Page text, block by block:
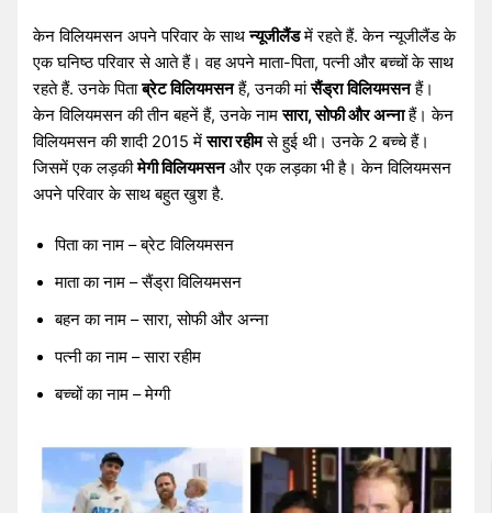
केन विलियमसन अपने परिवार के साथन्यूजीलैंडमें रहते हैं. केन न्यूजीलैंड के
एक घनिष्ठ परिवार से आते हैं। वह अपने माता-पिता, पत्नी और बच्चों के साथ
रहते हैं. उनके पिताब्रेट विलियमसनहैं, उनकी मांसैंड्रा विलियमसनहैं।
केन विलियमसन की तीन बहनें हैं, उनके नामसारा, सोफी और अन्नाहैं। केन
विलियमसन की शादी 2015 मेंसारा रहीमसे हुई थी। उनके 2 बच्चे हैं।
जिसमें एक लड़कीमेगी विलियमसनऔर एक लड़का भी है। केन विलियमसन
अपने परिवार के साथ बहुत खुश है.
पिता का नाम – ब्रेट विलियमसन
माता का नाम – सैंड्रा विलियमसन
बहन का नाम – सारा, सोफी और अन्ना
पत्नी का नाम – सारा रहीम
बच्चों का नाम – मेग्गी